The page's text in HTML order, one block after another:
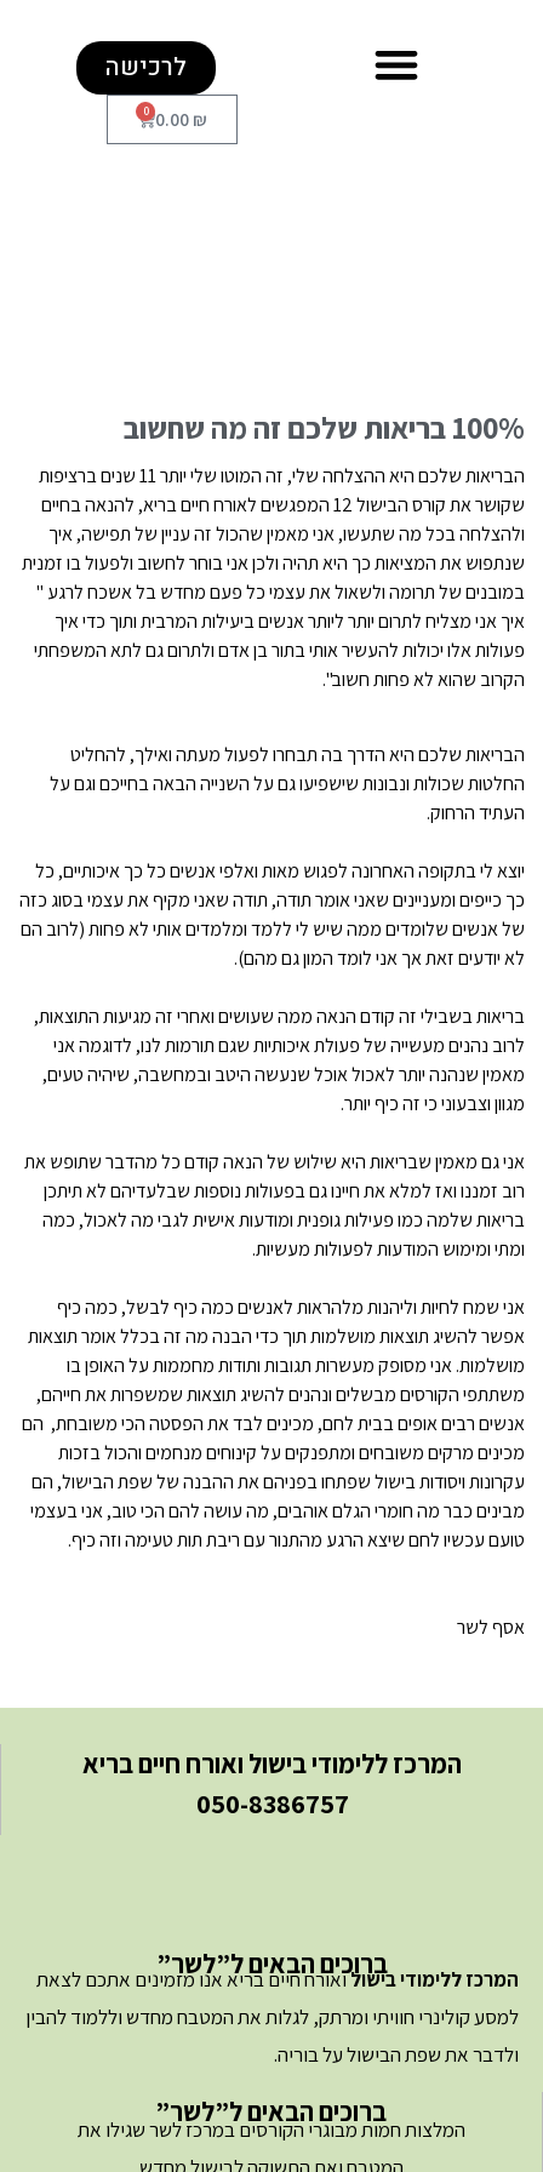
לרכישה
0.00 ₪
0
100% בריאות שלכם זה מה שחשוב
הבריאות שלכם היא ההצלחה שלי, זה המוטו שלי יותר 11 שנים ברציפות
שקושר את קורס הבישול 12 המפגשים לאורח חיים בריא, להנאה בחיים
ולהצלחה בכל מה שתעשו, אני מאמין שהכול זה עניין של תפישה, איך
שנתפוש את המציאות כך היא תהיה ולכן אני בוחר לחשוב ולפעול בו זמנית
במובנים של תרומה ולשאול את עצמי כל פעם מחדש בל אשכח לרגע "
איך אני מצליח לתרום יותר ליותר אנשים ביעילות המרבית ותוך כדי איך
פעולות אלו יכולות להעשיר אותי בתור בן אדם ולתרום גם לתא המשפחתי
הקרוב שהוא לא פחות חשוב".
הבריאות שלכם היא הדרך בה תבחרו לפעול מעתה ואילך, להחליט
החלטות שכולות ונבונות שישפיעו גם על השנייה הבאה בחייכם וגם על
העתיד הרחוק.
יוצא לי בתקופה האחרונה לפגוש מאות ואלפי אנשים כל כך איכותיים, כל
כך כייפים ומעניינים שאני אומר תודה, תודה שאני מקיף את עצמי בסוג כזה
של אנשים שלומדים ממה שיש לי ללמד ומלמדים אותי לא פחות (לרוב הם
לא יודעים זאת אך אני לומד המון גם מהם).
בריאות בשבילי זה קודם הנאה ממה שעושים ואחרי זה מגיעות התוצאות,
לרוב נהנים מעשייה של פעולת איכותיות שגם תורמות לנו, לדוגמה אני
מאמין שנהנה יותר לאכול אוכל שנעשה היטב ובמחשבה, שיהיה טעים,
מגוון וצבעוני כי זה כיף יותר.
אני גם מאמין שבריאות היא שילוש של הנאה קודם כל מהדבר שתופש את
רוב זמננו ואז למלא את חיינו גם בפעולות נוספות שבלעדיהם לא תיתכן
בריאות שלמה כמו פעילות גופנית ומודעות אישית לגבי מה לאכול, כמה
ומתי ומימוש המודעות לפעולות מעשיות.
אני שמח לחיות וליהנות מלהראות לאנשים כמה כיף לבשל, כמה כיף
אפשר להשיג תוצאות מושלמות תוך כדי הבנה מה זה בכלל אומר תוצאות
מושלמות. אני מסופק מעשרות תגובות ותודות מחממות על האופן בו
משתתפי הקורסים מבשלים ונהנים להשיג תוצאות שמשפרות את חייהם,
אנשים רבים אופים בבית לחם, מכינים לבד את הפסטה הכי משובחת, הם
מכינים מרקים משובחים ומתפנקים על קינוחים מנחמים והכול בזכות
עקרונות ויסודות בישול שפתחו בפניהם את ההבנה של שפת הבישול, הם
מבינים כבר מה חומרי הגלם אוהבים, מה עושה להם הכי טוב, אני בעצמי
טועם עכשיו לחם שיצא הרגע מהתנור עם ריבת תות טעימה וזה כיף.
אסף לשר
המרכז ללימודי בישול ואורח חיים בריא
050-8386757
ברוכים הבאים ל”לשר”המרכז ללימודי בישולואורח חיים בריא אנו מזמינים אתכם לצאת
למסע קולינרי חוויתי ומרתק, לגלות את המטבח מחדש וללמוד להבין
ולדבר את שפת הבישול על בוריה.
ברוכים הבאים ל”לשר”
המלצות חמות מבוגרי הקורסים במרכז לשר שגילו את